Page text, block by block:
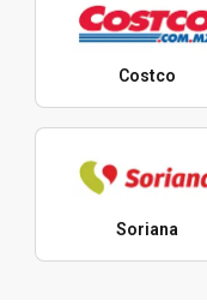
Costco
Soriana